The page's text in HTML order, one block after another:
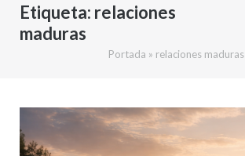
Etiqueta: relaciones
maduras
Portada » relaciones maduras